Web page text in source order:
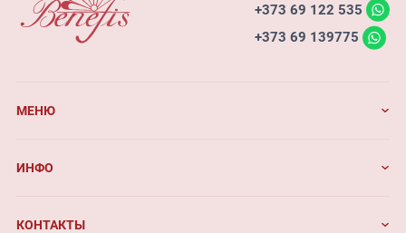
+373 69 122 535
+373 69 139775
МЕНЮ
ИНФО
КОНТАКТЫ